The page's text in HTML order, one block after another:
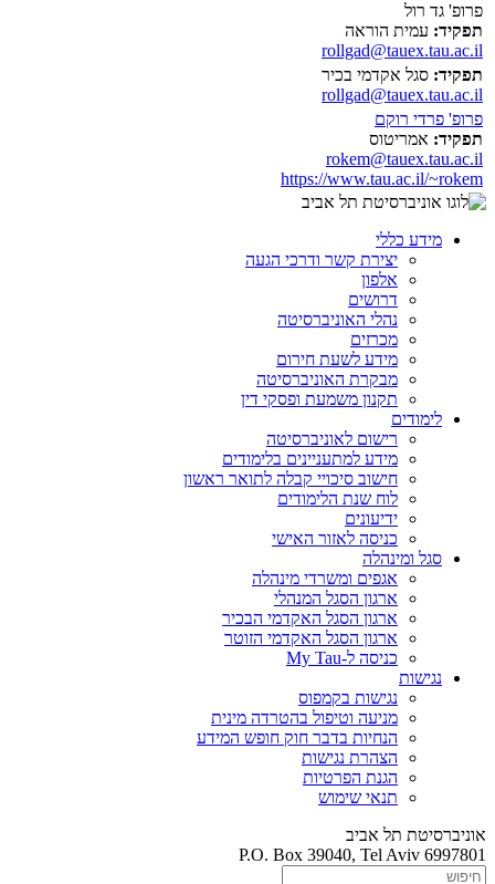
פרופ' גד רול
תפקיד: עמית הוראה
rollgad@tauex.tau.ac.il
תפקיד: סגל אקדמי בכיר
rollgad@tauex.tau.ac.il
פרופ' פרדי רוקם
תפקיד: אמריטוס
rokem@tauex.tau.ac.il
https://www.tau.ac.il/~rokem
מידע כללי
יצירת קשר ודרכי הגעה
אלפון
דרושים
נהלי האוניברסיטה
מכרזים
מידע לשעת חירום
מבקרת האוניברסיטה
תקנון משמעת ופסקי דין
לימודים
רישום לאוניברסיטה
מידע למתעניינים בלימודים
חישוב סיכויי קבלה לתואר ראשון
לוח שנת הלימודים
ידיעונים
כניסה לאזור האישי
סגל ומינהלה
אגפים ומשרדי מינהלה
ארגון הסגל המנהלי
ארגון הסגל האקדמי הבכיר
ארגון הסגל האקדמי הזוטר
כניסה ל-My Tau
נגישות
נגישות בקמפוס
מניעה וטיפול בהטרדה מינית
הנחיות בדבר חוק חופש המידע
הצהרת נגישות
הגנת הפרטיות
תנאי שימוש
אוניברסיטת תל אביב
P.O. Box 39040, Tel Aviv 6997801